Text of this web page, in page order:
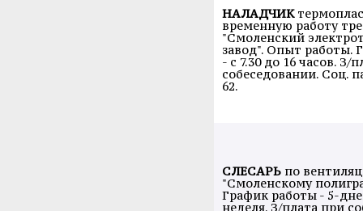
НАЛАДЧИК
временную работу
"Смоленский
завод". Опыт работы.
- с 7.30 до 16 часов. З/
собеседовании. Соц.
62.
СЛЕСАРЬ по
"Смоленскому
График работы - 5-
неделя. З/плата при